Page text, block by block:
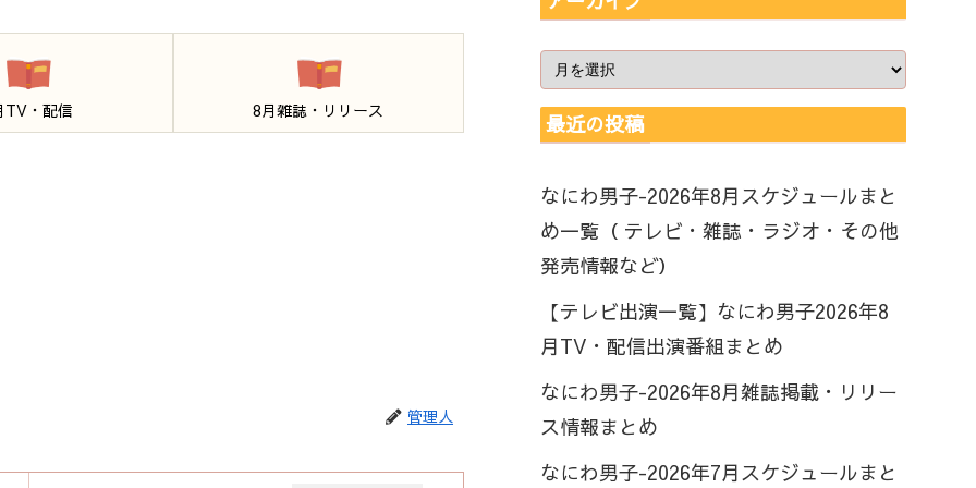
TV・配信 8月雑誌・リリース
管理人
最近の投稿
なにわ男子-2026年8月スケジュールまと
め一覧（ テレビ・雑誌・ラジオ・その他
発売情報など）
【テレビ出演一覧】なにわ男子2026年8
月TV・配信出演番組まとめ
なにわ男子-2026年8月雑誌掲載・リリー
ス情報まとめ
なにわ男子-2026年7月スケジュールまと